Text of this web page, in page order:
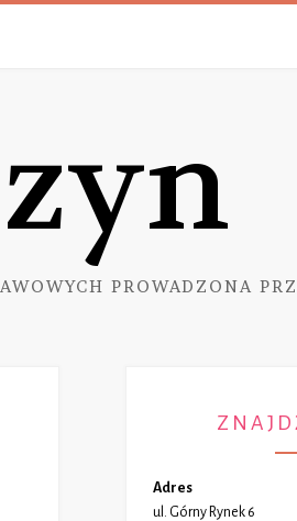
PROWADZONA
Adres
ul. Górny Rynek 6